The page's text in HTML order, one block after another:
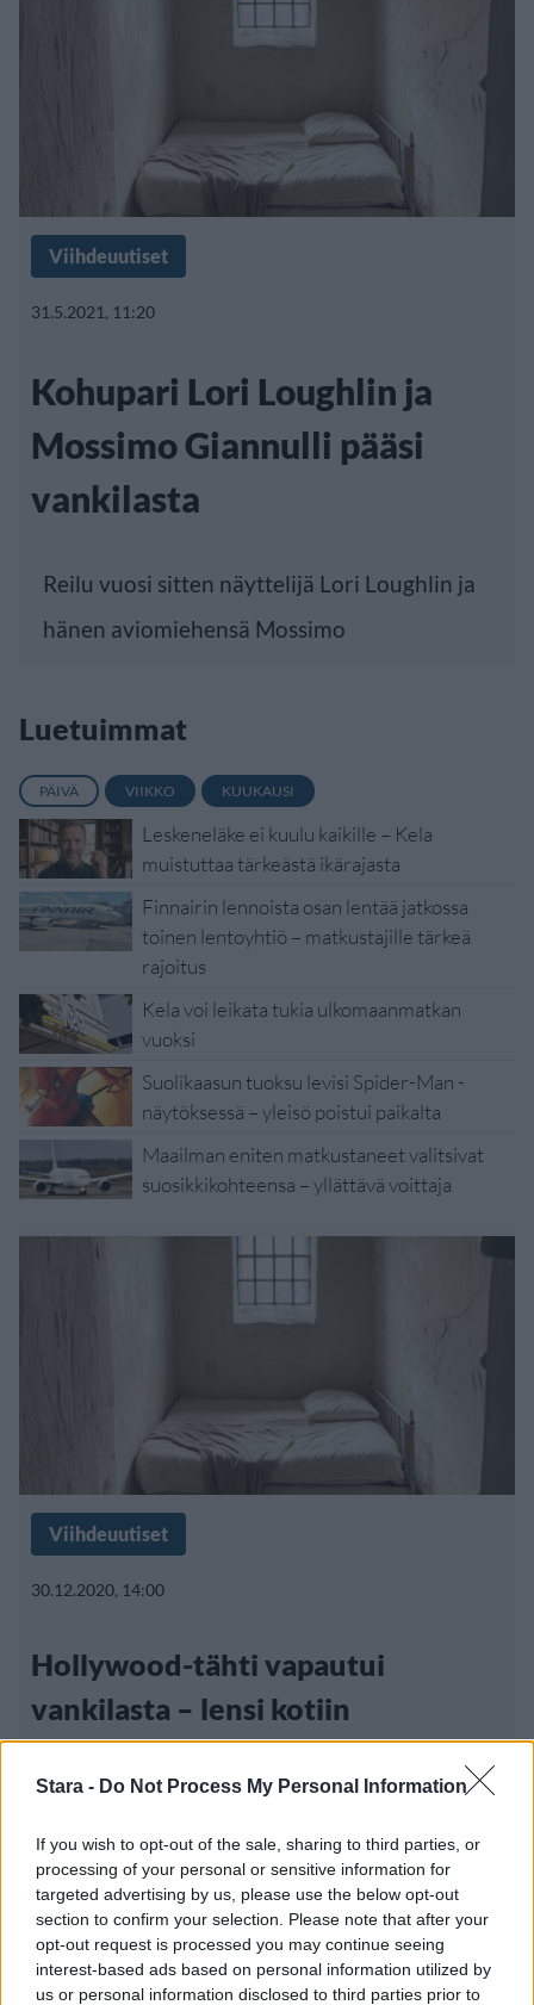
Stara - Do Not Process My Personal Information
If you wish to opt-out of the sale, sharing to third parties, or
processing of your personal or sensitive information for
targeted advertising by us, please use the below opt-out
section to confirm your selection. Please note that after your
opt-out request is processed you may continue seeing
interest-based ads based on personal information utilized by
us or personal information disclosed to third parties prior to
Viihdeuutiset
31.5.2021, 11:20
Kohupari Lori Loughlin ja
Mossimo Giannulli pääsi
vankilasta
Reilu vuosi sitten näyttelijä Lori Loughlin ja
hänen aviomiehensä Mossimo
Luetuimmat
PÄIVÄ VIIKKO KUUKAUSI
Leskeneläke ei kuulu kaikille – Kela
muistuttaa tärkeästä ikärajasta
Finnairin lennoista osan lentää jatkossa
toinen lentoyhtiö – matkustajille tärkeä
rajoitus
Kela voi leikata tukia ulkomaanmatkan
vuoksi
Suolikaasun tuoksu levisi Spider-Man -
näytöksessä – yleisö poistui paikalta
Maailman eniten matkustaneet valitsivat
suosikkikohteensa – yllättävä voittaja
Viihdeuutiset
30.12.2020, 14:00
Hollywood-tähti vapautui
vankilasta – lensi kotiin
yksityiskoneellaan